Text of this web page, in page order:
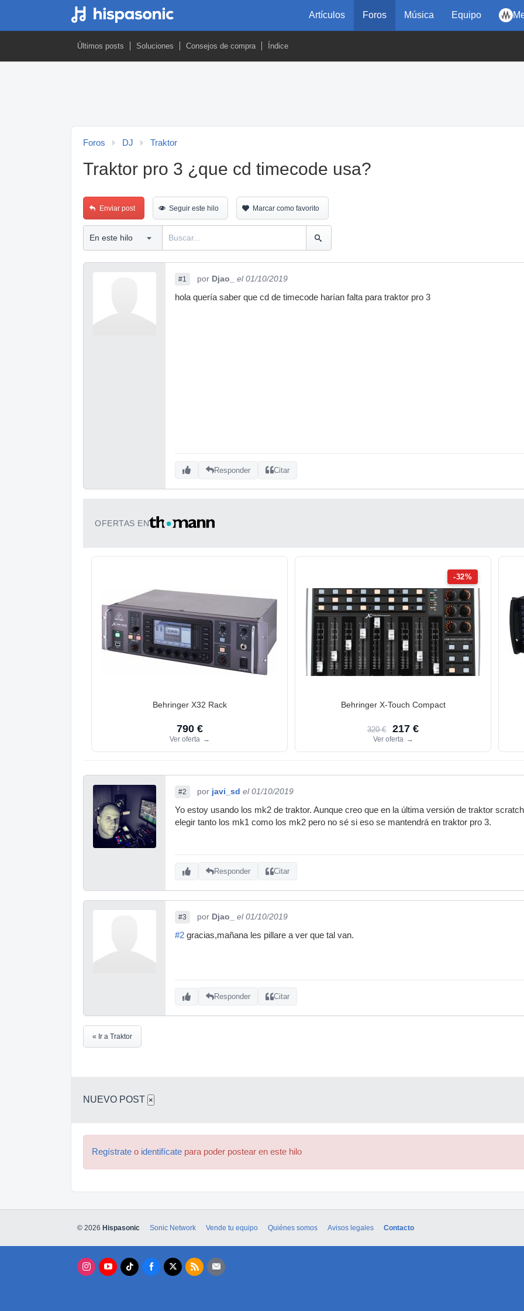
Artículos Foros Música Equipo
Últimos posts Soluciones Consejos de compra Índice
Foros DJ Traktor
Traktor pro 3 ¿que cd timecode usa?
Enviar post Seguir este hilo Marcar como favorito
#1 por Djao_
el 01/10/2019
hola quería saber que cd de timecode harían falta para traktor pro 3
Responder Citar
OFERTAS EN
Behringer X32 Rack
790 €
Ver oferta →
-32%
Behringer X-Touch Compact
320 € 217 €
Ver oferta →
#2 por javi_sd el 01/10/2019
Yo estoy usando los mk2 de traktor. Aunque creo que en la última versión de traktor
elegir tanto los mk1 como los mk2 pero no sé si eso se mantendrá en traktor pro 3.
Responder Citar
#3 por Djao_
el 01/10/2019
#2 gracias,mañana les pillare a ver que tal van.
Responder Citar
« Ir a Traktor
NUEVO POST ×
Regístrate o identifícate para poder postear en este hilo
© 2026 Hispasonic Sonic Network Vende tu equipo Quiénes somos Avisos legales Contacto